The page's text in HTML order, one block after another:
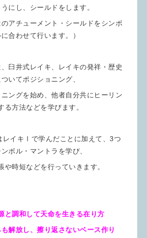
にし、シールドをします。
アチューメント・シールドをシンボ
に合わせて行います。）
、臼井式レイキ、レイキの発祥・歴史
ついてポジショニング、
ングを始め、他者自分共にヒーリン
る方法などを学びます。
レイキⅠで学んだことに加えて、3つ
ボル・マントラを学び、
や時短などを行っていきます。
と調和して天命を生きる在り方
解放し、擦り返さないベース作り